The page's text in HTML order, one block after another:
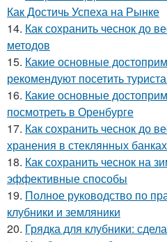
Как Достичь Успеха на Рынке
14. Как сохранить чеснок до
методов
15. Какие основные
рекомендуют посетить
16. Какие основные
посмотреть в Оренбурге
17. Как сохранить чеснок до
хранения в стеклянных банках
18. Как сохранить чеснок на
эффективные способы
19. Полное руководство по
клубники и земляники
20. Грядка для клубники: